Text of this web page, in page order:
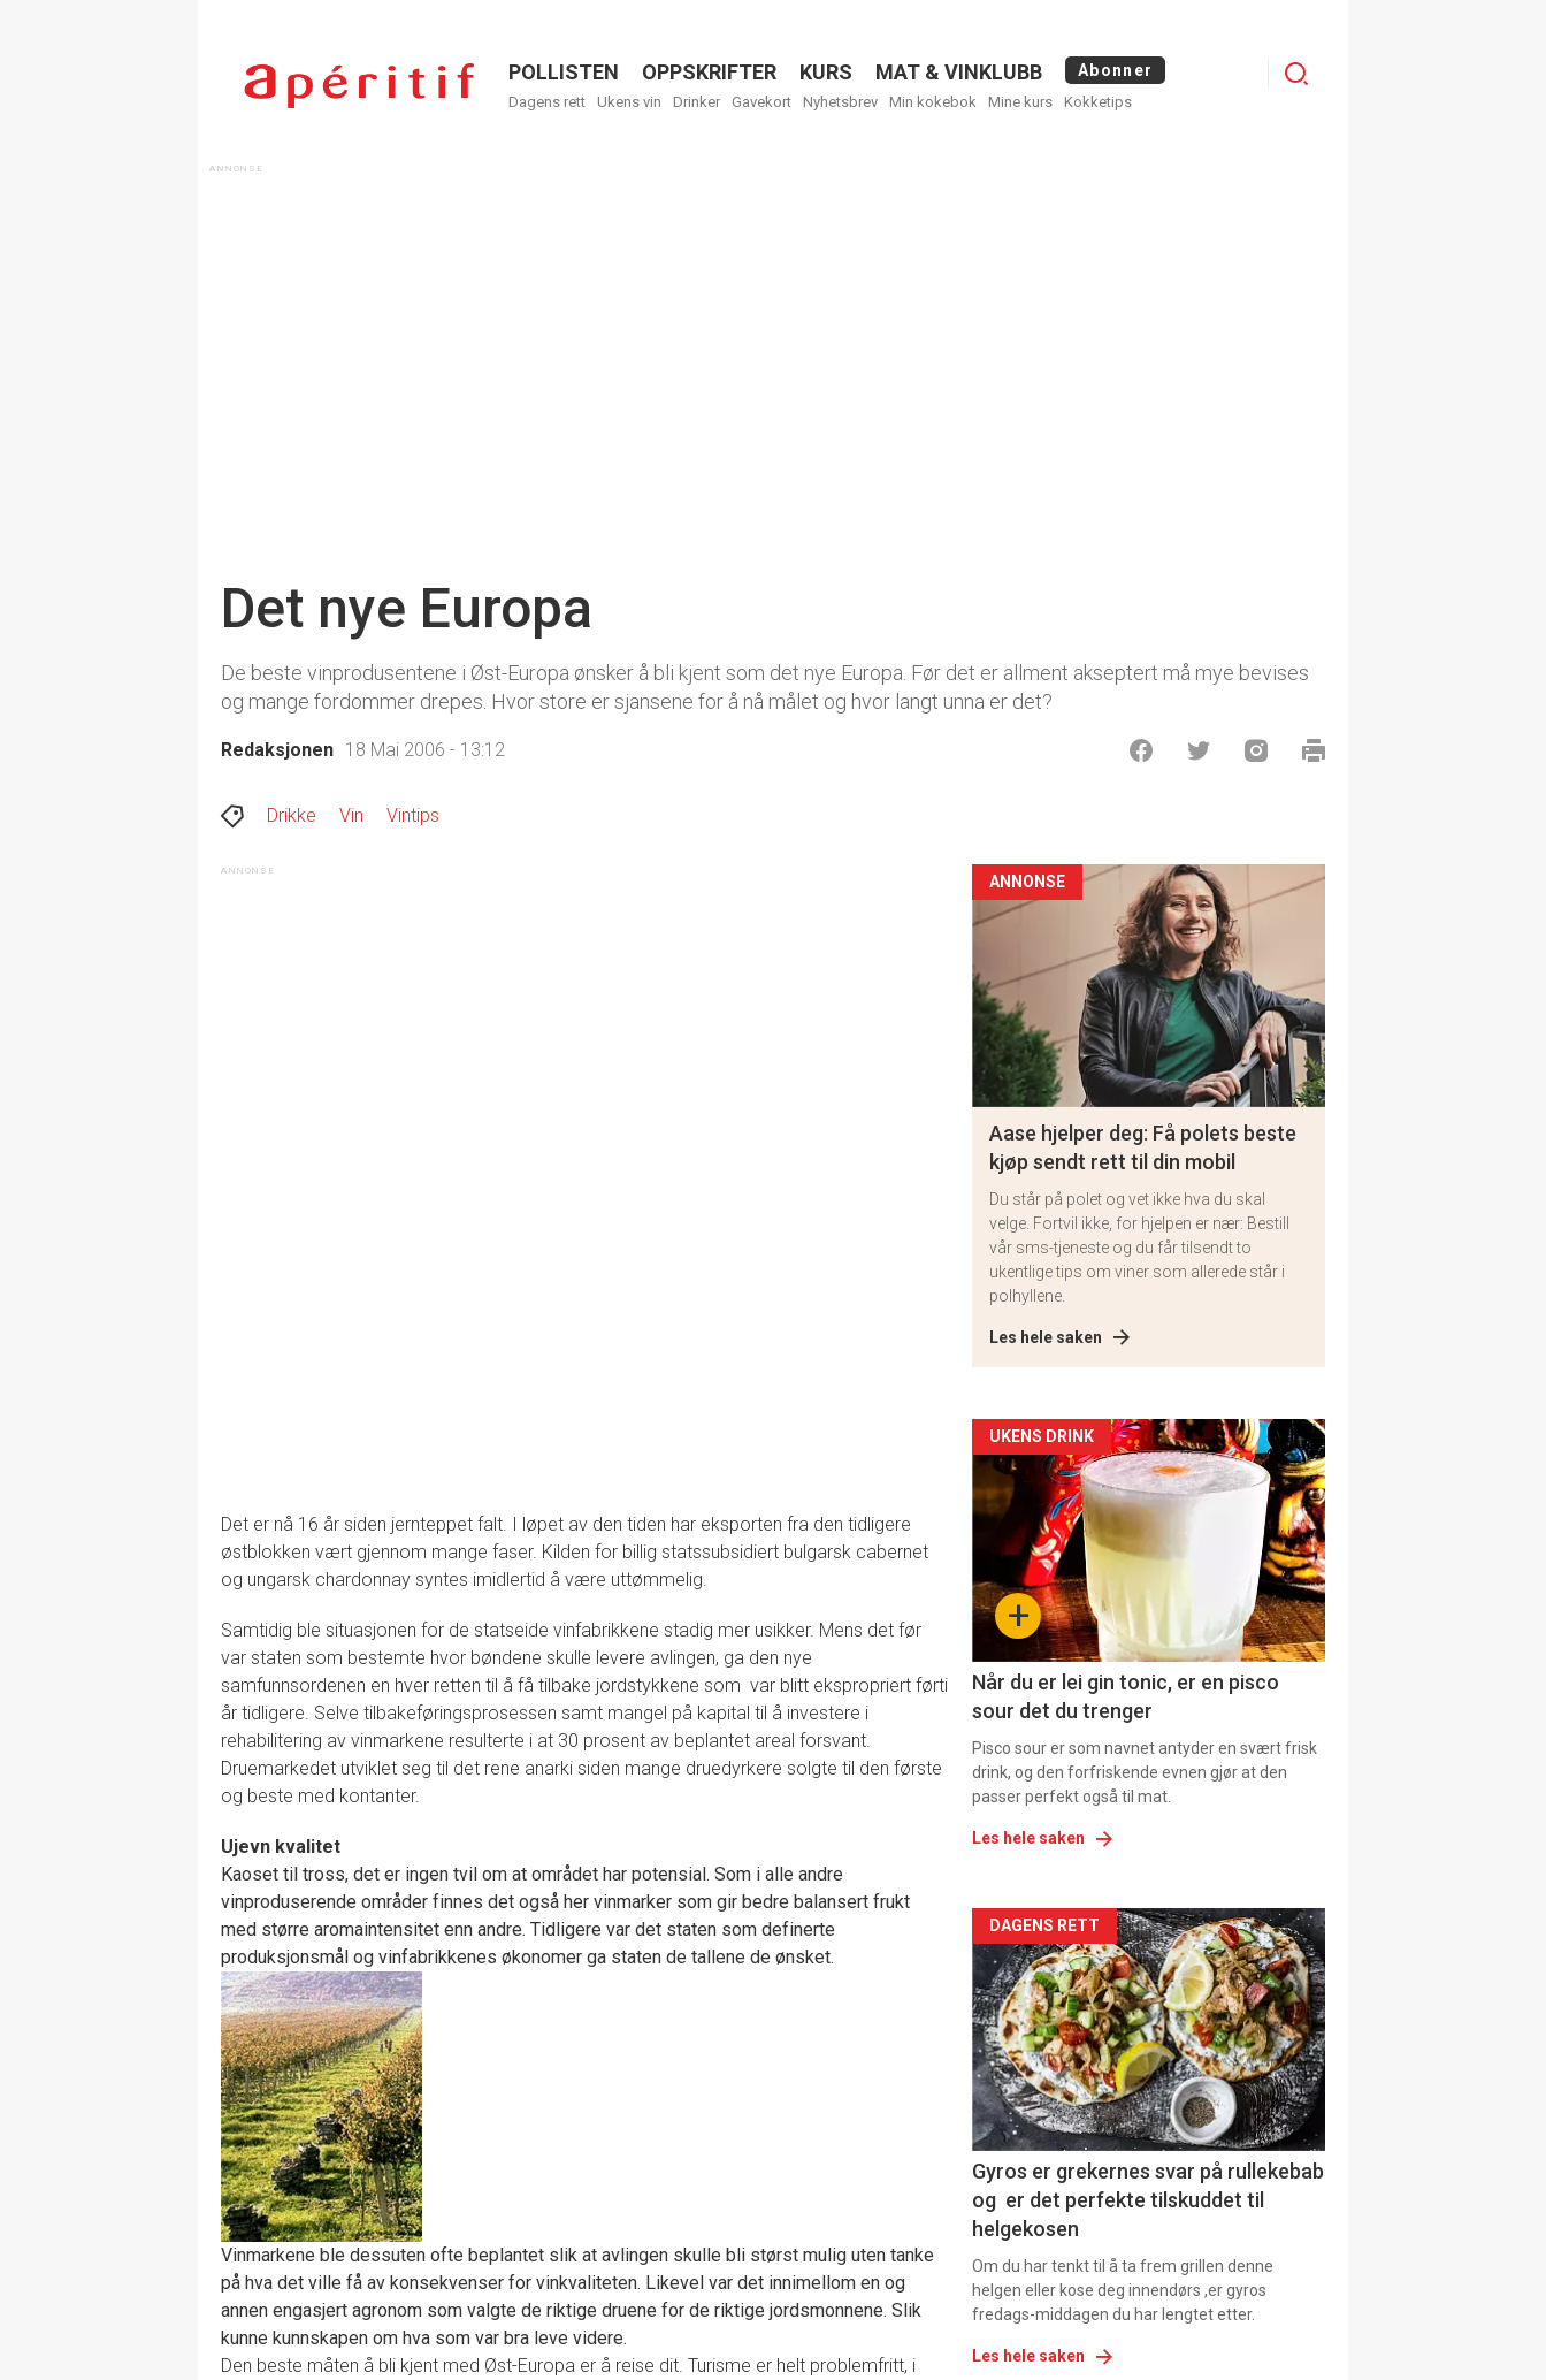
Menu
POLLISTEN OPPSKRIFTER KURS MAT & VINKLUBB Abonner
Dagens rett Ukens vin Drinker Gavekort Nyhetsbrev Min kokebok Mine kurs Kokketips
Logg
Det nye Europa
De beste vinprodusentene i Øst-Europa ønsker å bli kjent som det nye Europa. Før det er allment akseptert må mye bevises
og mange fordommer drepes. Hvor store er sjansene for å nå målet og hvor langt unna er det?
Redaksjonen 18 Mai 2006 - 13:12
Drikke Vin Vintips
Det er nå 16 år siden jernteppet falt. I løpet av den tiden har eksporten fra den tidligere
østblokken vært gjennom mange faser. Kilden for billig statssubsidiert bulgarsk cabernet
og ungarsk chardonnay syntes imidlertid å være uttømmelig.
Samtidig ble situasjonen for de statseide vinfabrikkene stadig mer usikker. Mens det før
var staten som bestemte hvor bøndene skulle levere avlingen, ga den nye
samfunnsordenen en hver retten til å få tilbake jordstykkene som var blitt ekspropriert førti
år tidligere. Selve tilbakeføringsprosessen samt mangel på kapital til å investere i
rehabilitering av vinmarkene resulterte i at 30 prosent av beplantet areal forsvant.
Druemarkedet utviklet seg til det rene anarki siden mange druedyrkere solgte til den første
og beste med kontanter.
Ujevn kvalitet
Kaoset til tross, det er ingen tvil om at området har potensial. Som i alle andre
vinproduserende områder finnes det også her vinmarker som gir bedre balansert frukt
med større aromaintensitet enn andre. Tidligere var det staten som definerte
produksjonsmål og vinfabrikkenes økonomer ga staten de tallene de ønsket.
Vinmarkene ble dessuten ofte beplantet slik at avlingen skulle bli størst mulig uten tanke
på hva det ville få av konsekvenser for vinkvaliteten. Likevel var det innimellom en og
annen engasjert agronom som valgte de riktige druene for de riktige jordsmonnene. Slik
kunne kunnskapen om hva som var bra leve videre.
Den beste måten å bli kjent med Øst-Europa er å reise dit. Turisme er helt problemfritt, i
ANNONSE
Aase hjelper deg: Få polets beste
kjøp sendt rett til din mobil
Du står på polet og vet ikke hva du skal
velge. Fortvil ikke, for hjelpen er nær: Bestill
vår sms-tjeneste og du får tilsendt to
ukentlige tips om viner som allerede står i
polhyllene.
Les hele saken
Artikler
detail
section
11+
UKENS DRINK
Når du er lei gin tonic, er en pisco
sour det du trenger
Pisco sour er som navnet antyder en svært frisk
drink, og den forfriskende evnen gjør at den
passer perfekt også til mat.
Les hele saken
Artikler
detail
-
section
11
Dagens
rett
DAGENS RETT
Gyros er grekernes svar på rullekebab
og er det perfekte tilskuddet til
helgekosen
Om du har tenkt til å ta frem grillen denne
helgen eller kose deg innendørs ,er gyros
fredags-middagen du har lengtet etter.
Les hele saken